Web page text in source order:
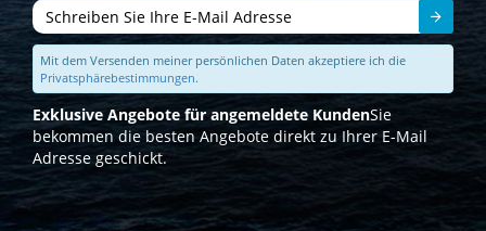
Mit dem Versenden meiner persönlichen Daten akzeptiere ich die
Privatsphärebestimmungen.
Exklusive Angebote für angemeldete KundenSie
bekommen die besten Angebote direkt zu Ihrer E-Mail
Adresse geschickt.